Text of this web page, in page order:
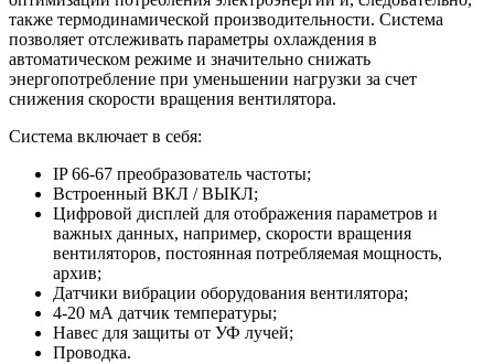
также термодинамической производительности. Система
позволяет отслеживать параметры охлаждения в
автоматическом режиме и значительно снижать
энергопотребление при уменьшении нагрузки за счет
снижения скорости вращения вентилятора.
Система включает в себя:
IP 66-67 преобразователь частоты;
Встроенный ВКЛ / ВЫКЛ;
Цифровой дисплей для отображения параметров и
важных данных, например, скорости вращения
вентиляторов, постоянная потребляемая мощность,
архив;
Датчики вибрации оборудования вентилятора;
4-20 мА датчик температуры;
Навес для защиты от УФ лучей;
Проводка.